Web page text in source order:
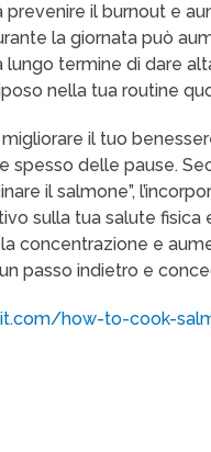
prevenire il burnout e
la giornata può
termine di dare
nella tua routine
il tuo
spesso delle pause.
il salmone”,
sulla tua salute
concentrazione e
passo indietro e
how-to-cook-